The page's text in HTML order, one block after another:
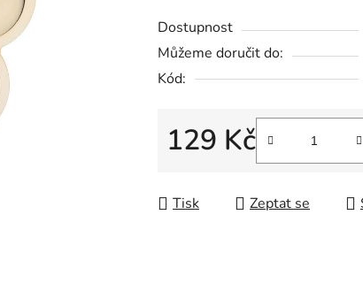
5
hvězdiček.
Dostupnost
Můžeme doručit do:
Kód:
129 Kč
Tisk Zeptat se